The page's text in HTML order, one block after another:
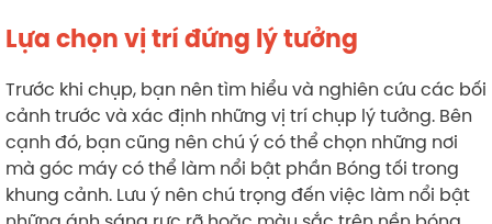
Lựa chọn vị trí đứng lý tưởng
Trước khi chụp, bạn nên tìm hiểu và nghiên cứu các bối
cảnh trước và xác định những vị trí chụp lý tưởng. Bên
cạnh đó, bạn cũng nên chú ý có thể chọn những nơi
mà góc máy có thể làm nổi bật phần Bóng tối trong
khung cảnh. Lưu ý nên chú trọng đến việc làm nổi bật